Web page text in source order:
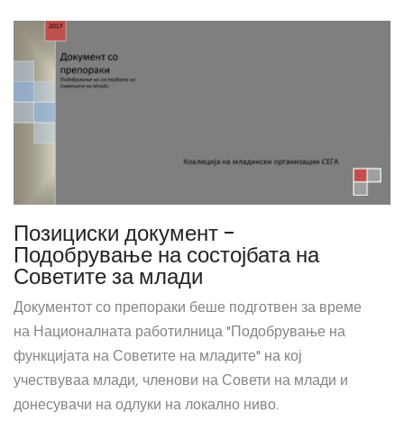
Позициски документ -
Подобрување на состојбата на
Советите за млади
Документот со препораки беше подготвен за време
на Националната работилница "Подобрување на
функцијата на Советите на младите" на кој
учествуваа млади, членови на Совети на млади и
донесувачи на одлуки на локално ниво.